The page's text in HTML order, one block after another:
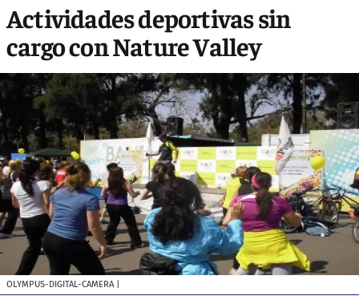
Actividades deportivas sin
cargo con Nature Valley
OLYMPUS-DIGITAL-CAMERA|